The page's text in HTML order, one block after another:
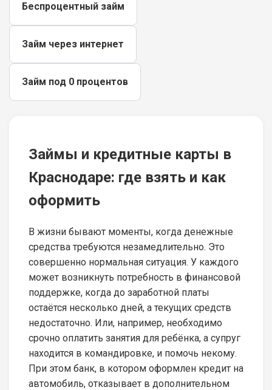
Беспроцентный займ
Займ через интернет
Займ под 0 процентов
Займы и кредитные карты в
Краснодаре: где взять и как
оформить
В жизни бывают моменты, когда денежные
средства требуются незамедлительно. Это
совершенно нормальная ситуация. У каждого
может возникнуть потребность в финансовой
поддержке, когда до заработной платы
остаётся несколько дней, а текущих средств
недостаточно. Или, например, необходимо
срочно оплатить занятия для ребёнка, а супруг
находится в командировке, и помочь некому.
При этом банк, в котором оформлен кредит на
автомобиль, отказывает в дополнительном